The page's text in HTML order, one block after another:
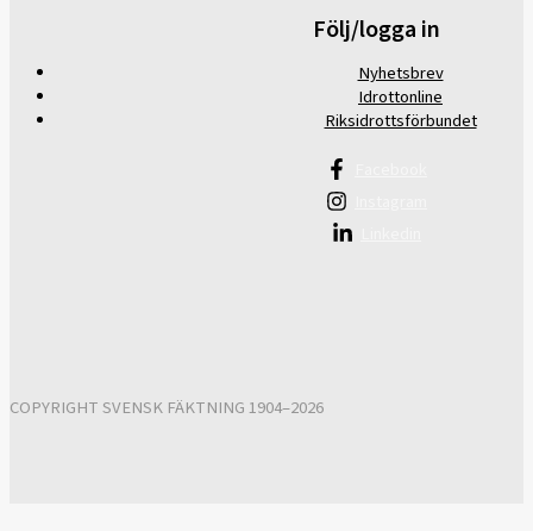
Följ/logga in
Nyhetsbrev
Idrottonline
Riksidrottsförbundet
COPYRIGHT SVENSK FÄKTNING 1904–2026